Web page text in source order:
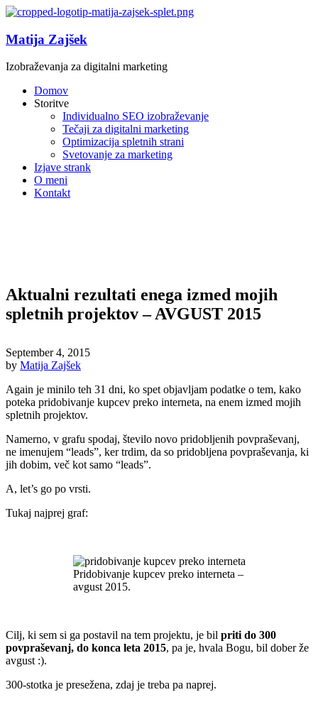
Matija Zajšek
Izobraževanja za digitalni marketing
Domov
Storitve
Individualno SEO izobraževanje
Tečaji za digitalni marketing
Optimizacija spletnih strani
Svetovanje za marketing
Izjave strank
O meni
Kontakt
Aktualni rezultati enega izmed mojih
spletnih projektov – AVGUST 2015
September 4, 2015
by Matija Zajšek
Again je minilo teh 31 dni, ko spet objavljam podatke o tem, kako
poteka pridobivanje kupcev preko interneta, na enem izmed mojih
spletnih projektov.
Namerno, v grafu spodaj, število novo pridobljenih povpraševanj,
ne imenujem “leads”, ker trdim, da so pridobljena povpraševanja, ki
jih dobim, več kot samo “leads”.
A, let’s go po vrsti.
Tukaj najprej graf:
Pridobivanje kupcev preko interneta –
avgust 2015.
Cilj, ki sem si ga postavil na tem projektu, je bil priti do 300
povpraševanj, do konca leta 2015, pa je, hvala Bogu, bil dober že
avgust :).
300-stotka je presežena, zdaj je treba pa naprej.